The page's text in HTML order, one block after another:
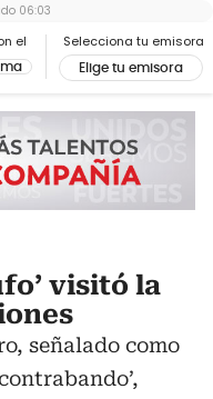
el Selecciona tu emisora
Elige tu emisora
06:03
visitó la
señalado como